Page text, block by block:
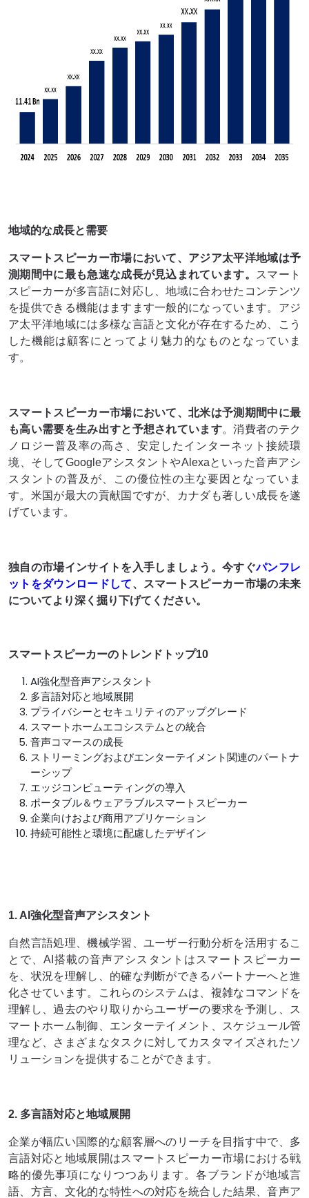
地域的な成長と需要
スマートスピーカー市場において、アジア太平洋地域は予
測期間中に最も急速な成長が見込まれています。
スマート
スピーカーが多言語に対応し、地域に合わせたコンテンツ
を提供できる機能はますます一般的になっています。アジ
ア太平洋地域には多様な言語と文化が存在するため、こう
した機能は顧客にとってより魅力的なものとなっていま
す。
スマートスピーカー市場において、北米は予測期間中に最
も高い需要を生み出すと予想されています。消費者のテク
ノロジー普及率の高さ、安定したインターネット接続環
境、そしてGoogleアシスタントやAlexaといった音声アシ
スタントの普及が、この優位性の主な要因となっていま
す。米国が最大の貢献国ですが、カナダも著しい成長を遂
げています。
独自の市場インサイトを入手しましょう。今すぐパンフレ
ットをダウンロードして、スマートスピーカー市場の未来
についてより深く掘り下げてください。
スマートスピーカーのトレンドトップ10
AI強化型音声アシスタント
多言語対応と地域展開
プライバシーとセキュリティのアップグレード
スマートホームエコシステムとの統合
音声コマースの成長
ストリーミングおよびエンターテイメント関連のパートナ
ーシップ
エッジコンピューティングの導入
ポータブル＆ウェアラブルスマートスピーカー
企業向けおよび商用アプリケーション
持続可能性と環境に配慮したデザイン
1. AI強化型音声アシスタント
自然言語処理、機械学習、ユーザー行動分析を活用するこ
とで、AI搭載の音声アシスタントはスマートスピーカー
を、状況を理解し、的確な判断ができるパートナーへと進
化させています。これらのシステムは、複雑なコマンドを
理解し、過去のやり取りからユーザーの要求を予測し、ス
マートホーム制御、エンターテイメント、スケジュール管
理など、さまざまなタスクに対してカスタマイズされたソ
リューションを提供することができます。
2. 多言語対応と地域展開
企業が幅広い国際的な顧客層へのリーチを目指す中で、多
言語対応と地域展開はスマートスピーカー市場における戦
略的優先事項になりつつあります。各ブランドが地域言
語、方言、文化的な特性への対応を統合した結果、音声ア